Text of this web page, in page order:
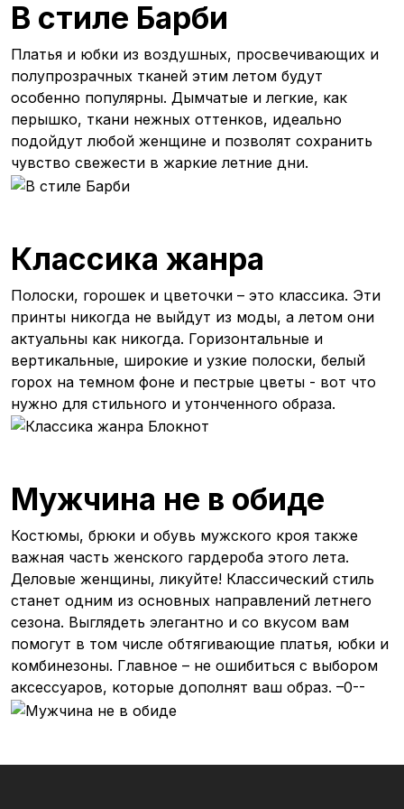
В стиле Барби
Платья и юбки из воздушных, просвечивающих и
полупрозрачных тканей этим летом будут
особенно популярны. Дымчатые и легкие, как
перышко, ткани нежных оттенков, идеально
подойдут любой женщине и позволят сохранить
чувство свежести в жаркие летние дни.
Классика жанра
Полоски, горошек и цветочки – это классика. Эти
принты никогда не выйдут из моды, а летом они
актуальны как никогда. Горизонтальные и
вертикальные, широкие и узкие полоски, белый
горох на темном фоне и пестрые цветы - вот что
нужно для стильного и утонченного образа.
Мужчина не в обиде
Костюмы, брюки и обувь мужского кроя также
важная часть женского гардероба этого лета.
Деловые женщины, ликуйте! Классический стиль
станет одним из основных направлений летнего
сезона. Выглядеть элегантно и со вкусом вам
помогут в том числе обтягивающие платья, юбки и
комбинезоны. Главное – не ошибиться с выбором
аксессуаров, которые дополнят ваш образ. –0--